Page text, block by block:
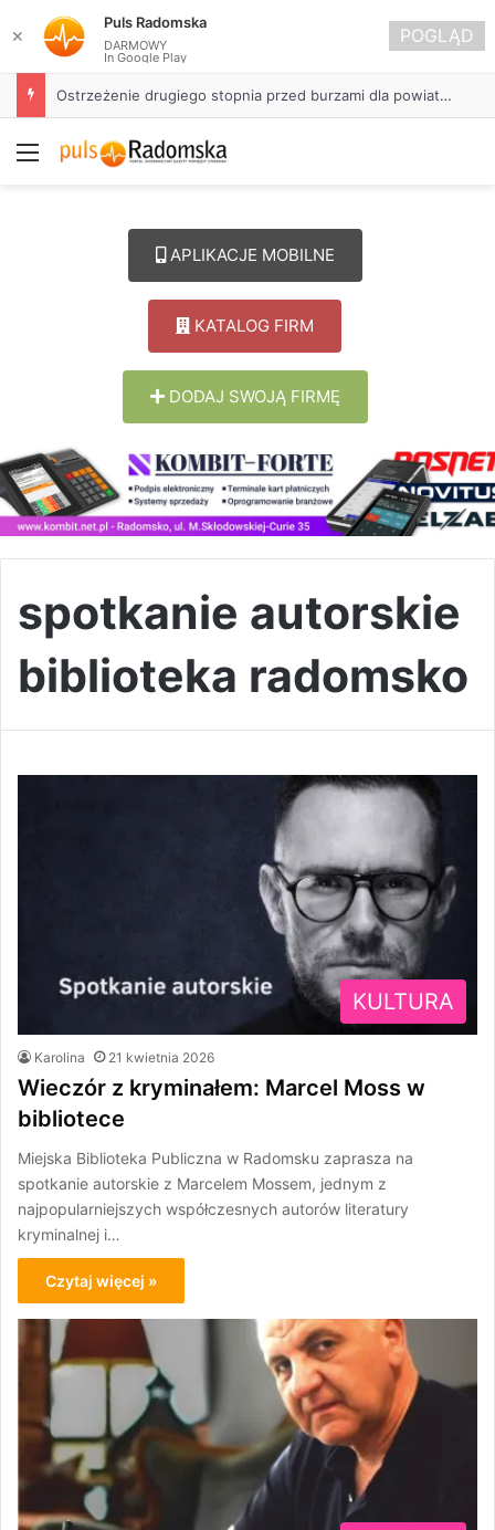
Około 90 tys. zł na szkolenia pracowników. PUP w Radomsku ogłasza nabór wniosków
Menu
APLIKACJE MOBILNE
KATALOG FIRM
DODAJ SWOJĄ FIRMĘ
spotkanie autorskie
biblioteka radomsko
KULTURA
Karolina 21 kwietnia 2026
Wieczór z kryminałem: Marcel Moss w
bibliotece
Miejska Biblioteka Publiczna w Radomsku zaprasza na
spotkanie autorskie z Marcelem Mossem, jednym z
najpopularniejszych współczesnych autorów literatury
kryminalnej i…
Czytaj więcej »
✕
Puls Radomska
DARMOWY
In Google Play
POGLĄD